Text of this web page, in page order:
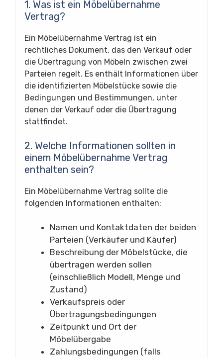
1. Was ist ein Möbelübernahme
Vertrag?
Ein Möbelübernahme Vertrag ist ein
rechtliches Dokument, das den Verkauf oder
die Übertragung von Möbeln zwischen zwei
Parteien regelt. Es enthält Informationen über
die identifizierten Möbelstücke sowie die
Bedingungen und Bestimmungen, unter
denen der Verkauf oder die Übertragung
stattfindet.
2. Welche Informationen sollten in
einem Möbelübernahme Vertrag
enthalten sein?
Ein Möbelübernahme Vertrag sollte die
folgenden Informationen enthalten:
Namen und Kontaktdaten der beiden
Parteien (Verkäufer und Käufer)
Beschreibung der Möbelstücke, die
übertragen werden sollen
(einschließlich Modell, Menge und
Zustand)
Verkaufspreis oder
Übertragungsbedingungen
Zeitpunkt und Ort der
Möbelübergabe
Zahlungsbedingungen (falls